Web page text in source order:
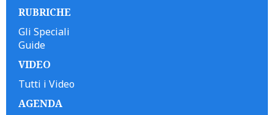
RUBRICHE
Gli Speciali
Guide
VIDEO
Tutti i Video
AGENDA